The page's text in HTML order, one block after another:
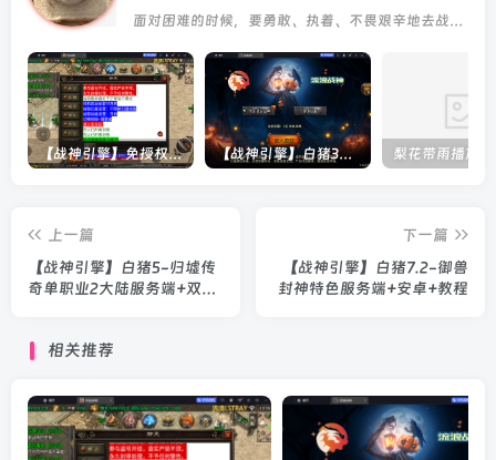
面对困难的时候，要勇敢、执着、不畏艰辛地去战胜它
【战神引擎】免授权-原生 [全屏自动拾取] 插件 + 配置教程（更新修复版，具体自测） 【战神引擎】白猪3-流浪战神3神技8大陆全屏拾取版特色服务端+生肖+转生+秘境+神魔+双端+教程(更新眼神拾取)
上一篇
【战神引擎】白猪5-归墟传
奇单职业2大陆服务端+双端
下一篇
【战神引擎】白猪7.2-御兽
封神特色服务端+安卓+教程
相关推荐